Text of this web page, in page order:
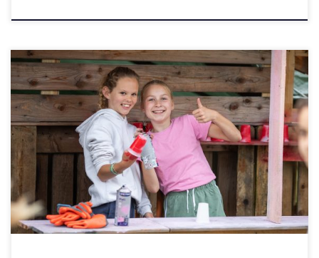
Het was een moeilijke beslissing, maar na 10 jaar timmeren gaan
we dit jaar de laatste editie van het Huttenbouwspektakel
organiseren! Op 7 en 8 juni mogen jullie het veld achter de St.
Andreasschool in Dorplein omtoveren tot timmerdorp. De
kaartverkoop start zaterdag 12 april om 12.00 – zorg dat […]